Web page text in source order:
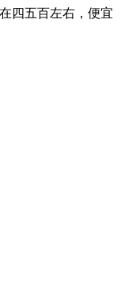
五百左右，便宜